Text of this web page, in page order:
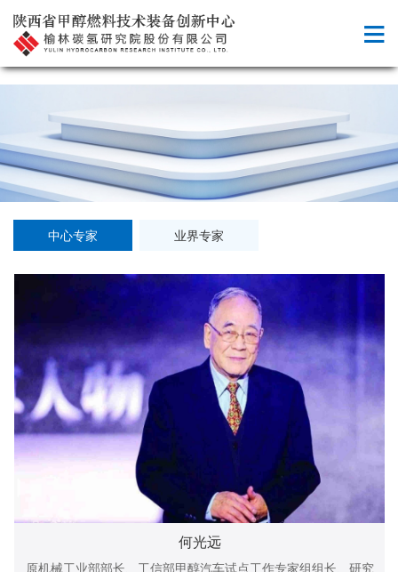
中心专家 业界专家
何光远
原机械工业部部长、工信部甲醇汽车试点工作专家组组长、研究